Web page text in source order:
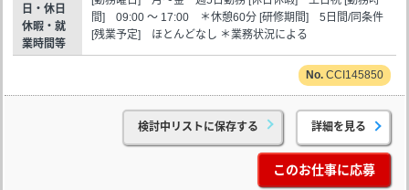
日・休日
休暇・就
業時間等
間] 09:00 ～ 17:00 ＊休憩60分 [研修期間] 5日間/同条件
[残業予定] ほとんどなし ＊業務状況による
CCI145850
検討中リストに保存する 詳細を見る
このお仕事に応募